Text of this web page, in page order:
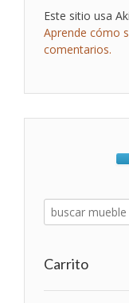
Este sitio usa
Aprende cómo
comentarios.
Carrito